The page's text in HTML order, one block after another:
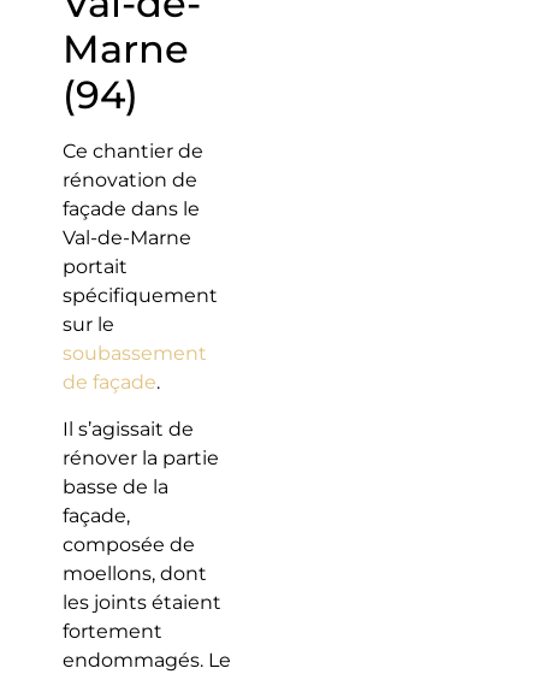
Marne
(94)
Ce chantier de
rénovation de
façade dans le
Val-de-Marne
portait
spécifiquement
sur le
soubassement
de façade.
Il s’agissait de
rénover la partie
basse de la
façade,
composée de
moellons, dont
les joints étaient
fortement
endommagés. Le